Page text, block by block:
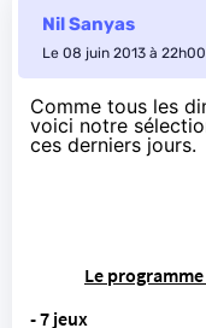
Nil Sanyas
Le 08 juin 2013 à 22h00
Comme tous les
voici notre
ces derniers jours.
Le
- 7 jeux